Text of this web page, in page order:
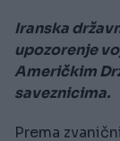
Iranska
upozorenje
Američkim
saveznicima.
Prema